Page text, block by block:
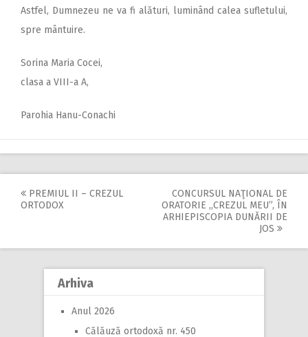
Astfel, Dumnezeu ne va fi alături, luminând calea sufletului,
spre mântuire.
Sorina Maria Cocei,
clasa a VIII-a A,
Parohia Hanu-Conachi
Post
PREMIUL II – CREZUL
ORTODOX
CONCURSUL NAŢIONAL DE
ORATORIE ,,CREZUL MEU”, ÎN
ARHIEPISCOPIA DUNĂRII DE
JOS
Arhiva
Anul 2026
Călăuză ortodoxă nr. 450